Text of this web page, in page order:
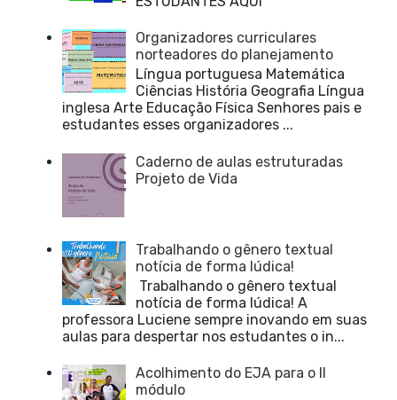
Organizadores curriculares
norteadores do planejamento
Língua portuguesa Matemática
Ciências História Geografia Língua
inglesa Arte Educação Física Senhores pais e
estudantes esses organizadores ...
Caderno de aulas estruturadas
Projeto de Vida
Trabalhando o gênero textual
notícia de forma lúdica!
Trabalhando o gênero textual
notícia de forma lúdica! A
professora Luciene sempre inovando em suas
aulas para despertar nos estudantes o in...
Acolhimento do EJA para o II
módulo